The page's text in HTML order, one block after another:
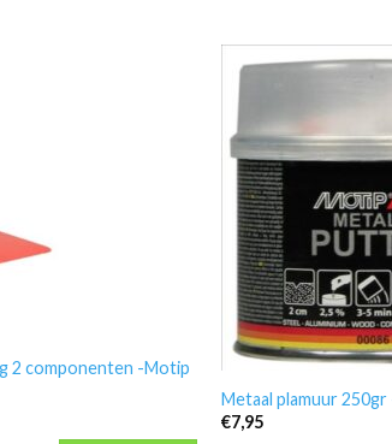
2 componenten -Motip
Metaal plamuur
€7,95